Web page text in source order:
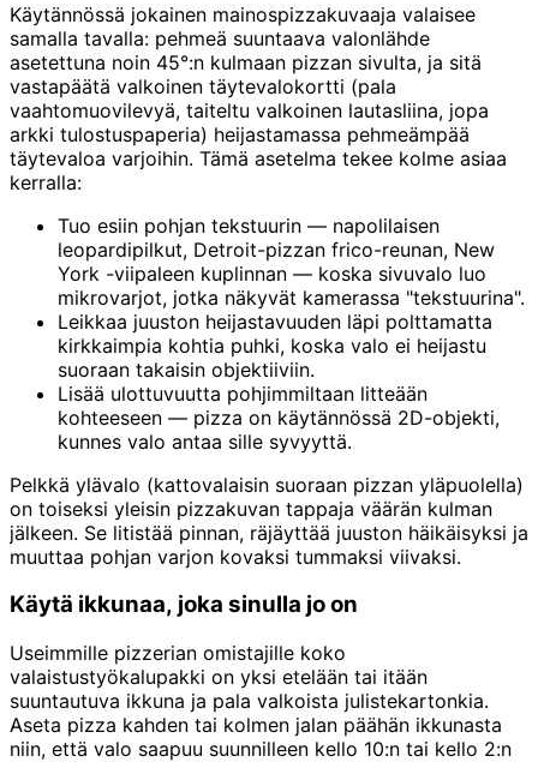
Käytännössä jokainen mainospizzakuvaaja valaisee
samalla tavalla: pehmeä suuntaava valonlähde
asetettuna noin 45°:n kulmaan pizzan sivulta, ja sitä
vastapäätä valkoinen täytevalokortti (pala
vaahtomuovilevyä, taiteltu valkoinen lautasliina, jopa
arkki tulostuspaperia) heijastamassa pehmeämpää
täytevaloa varjoihin. Tämä asetelma tekee kolme asiaa
kerralla:
Tuo esiin pohjan tekstuurin — napolilaisen
leopardipilkut, Detroit-pizzan frico-reunan, New
York -viipaleen kuplinnan — koska sivuvalo luo
mikrovarjot, jotka näkyvät kamerassa "tekstuurina".
Leikkaa juuston heijastavuuden läpi polttamatta
kirkkaimpia kohtia puhki, koska valo ei heijastu
suoraan takaisin objektiiviin.
Lisää ulottuvuutta pohjimmiltaan litteään
kohteeseen — pizza on käytännössä 2D-objekti,
kunnes valo antaa sille syvyyttä.
Pelkkä ylävalo (kattovalaisin suoraan pizzan yläpuolella)
on toiseksi yleisin pizzakuvan tappaja väärän kulman
jälkeen. Se litistää pinnan, räjäyttää juuston häikäisyksi ja
muuttaa pohjan varjon kovaksi tummaksi viivaksi.
Käytä ikkunaa, joka sinulla jo on
Useimmille pizzerian omistajille koko
valaistustyökalupakki on yksi etelään tai itään
suuntautuva ikkuna ja pala valkoista julistekartonkia.
Aseta pizza kahden tai kolmen jalan päähän ikkunasta
niin, että valo saapuu suunnilleen kello 10:n tai kello 2:n